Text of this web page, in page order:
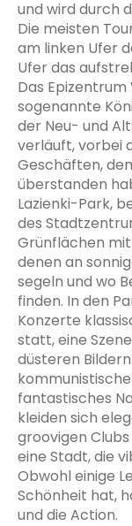
und wird durch
Die meisten
am linken Ufer
Ufer das
Das
sogenannte
der Neu- und
verläuft, vorbei
Geschäften,
überstanden
Lazienki-Park,
des
Grünflächen
denen an
segeln und wo
finden. In den
Konzerte
statt, eine
düsteren
fantastisches
kleiden sich
groovigen
eine Stadt, die
Obwohl einige
Schönheit hat,
und die Action.